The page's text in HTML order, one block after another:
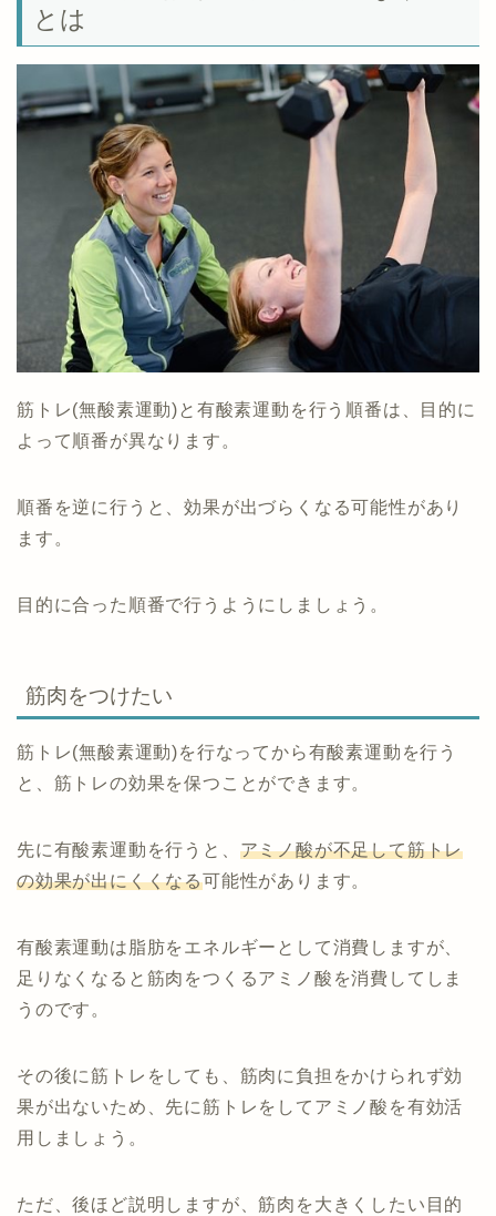
とは
筋トレ(無酸素運動)と有酸素運動を行う順番は、目的に
よって順番が異なります。
順番を逆に行うと、効果が出づらくなる可能性があり
ます。
目的に合った順番で行うようにしましょう。
筋肉をつけたい
筋トレ(無酸素運動)を行なってから有酸素運動を行う
と、筋トレの効果を保つことができます。
先に有酸素運動を行うと、 アミノ酸が不足して筋トレ
の効果が出にくくなる可能性があります。
有酸素運動は脂肪をエネルギーとして消費しますが、
足りなくなると筋肉をつくるアミノ酸を消費してしま
うのです。
その後に筋トレをしても、筋肉に負担をかけられず効
果が出ないため、先に筋トレをしてアミノ酸を有効活
用しましょう。
ただ、後ほど説明しますが、筋肉を大きくしたい目的